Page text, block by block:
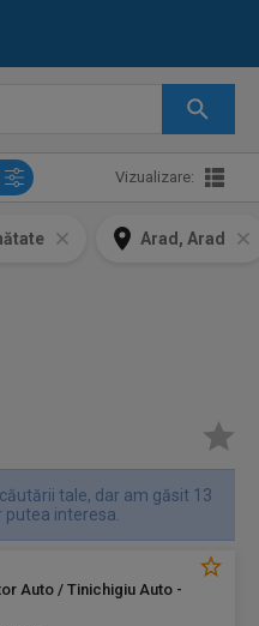
Vizualizare:
Arad, Arad
tale, dar am găsit 13
interesa.
Auto / Tinichigiu Auto -